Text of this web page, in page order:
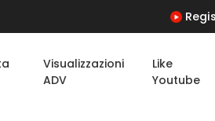
Visualizzazioni
ADV
Like
Youtube